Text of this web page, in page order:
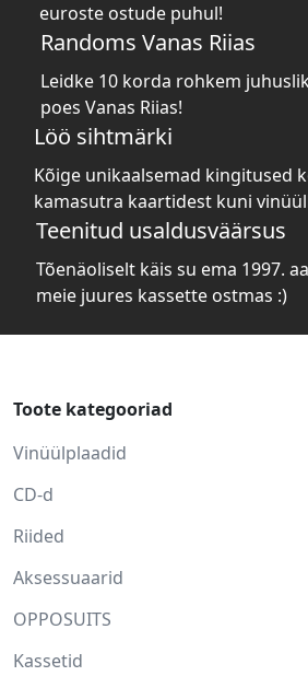
euroste ostude puhul!
Randoms Vanas Riias
Leidke 10 korda rohkem
poes Vanas Riias!
Löö sihtmärki
Kõige unikaalsemad kingitused
kamasutra kaartidest kuni
Teenitud usaldusväärsus
Tõenäoliselt käis su ema 1997.
meie juures kassette ostmas :)
Toote kategooriad
Vinüülplaadid
CD-d
Riided
Aksessuaarid
OPPOSUITS
Kassetid